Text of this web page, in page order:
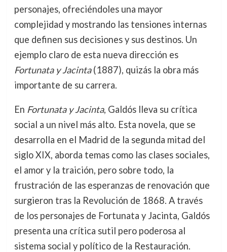
personajes, ofreciéndoles una mayor
complejidad y mostrando las tensiones internas
que definen sus decisiones y sus destinos. Un
ejemplo claro de esta nueva dirección es
Fortunata y Jacinta(1887), quizás la obra más
importante de su carrera.
En Fortunata y Jacinta, Galdós lleva su crítica
social a un nivel más alto. Esta novela, que se
desarrolla en el Madrid de la segunda mitad del
siglo XIX, aborda temas como las clases sociales,
el amor y la traición, pero sobre todo, la
frustración de las esperanzas de renovación que
surgieron tras la Revolución de 1868. A través
de los personajes de Fortunata y Jacinta, Galdós
presenta una crítica sutil pero poderosa al
sistema social y político de la Restauración.